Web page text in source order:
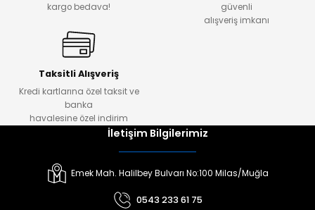
kargo bedava!
güvenli
alışveriş imkanı
Taksitli Alışveriş
Kredi kartlarına özel taksit ve
banka
havalesine özel indirim
İletişim Bilgilerimiz
Emek Mah. Halilbey Bulvarı No:100 Milas/Muğla
0543 233 61 75